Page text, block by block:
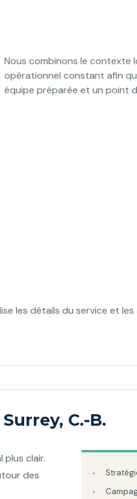
Nous combinons le contexte
opérationnel constant afin
équipe préparée et un point
les détails du service et
C.-B.
clair.
des